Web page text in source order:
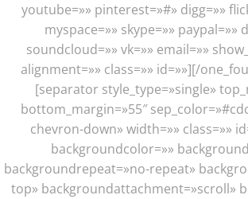
youtube=»» pinterest=»#» digg=»»
myspace=»» skype=»» paypal=»»
soundcloud=»» vk=»» email=»»
alignment=»» class=»» id=»»][/
[separator style_type=»single»
bottom_margin=»55″
chevron-down» width=»» class=»»
backgroundcolor=»»
backgroundrepeat=»no-repeat»
top» backgroundattachment=»scroll»